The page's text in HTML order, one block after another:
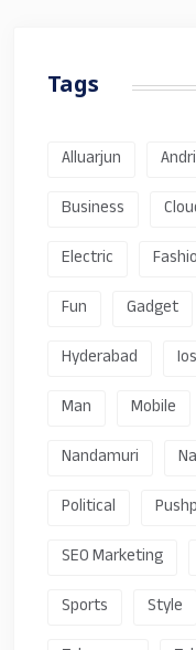
Tags
Alluarjun
Business
Electric
Fun
Gadget
Hyderabad
Ios
Man
Mobile
Nandamuri
Political
SEO Marketing
Sports
Style